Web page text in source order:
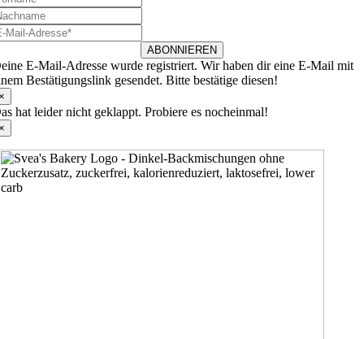
ABONNIEREN
E-Mail-Adresse wurde registriert. Wir haben dir eine E-Mail mit
Bestätigungslink gesendet. Bitte bestätige diesen!
hat leider nicht geklappt. Probiere es nocheinmal!